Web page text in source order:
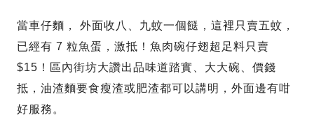
當車仔麵， 外面收八、九蚊一個餸，這裡只賣五蚊，
已經有 7 粒魚蛋，激抵！魚肉碗仔翅超足料只賣
$15！區內街坊大讚出品味道踏實、大大碗、價錢
抵，油渣麵要食瘦渣或肥渣都可以講明，外面邊有咁
好服務。